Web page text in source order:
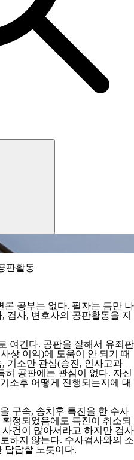
판활동
론 공부는 없다. 필자는 틈만 나
검사, 변호사의 공판활동을 지
여긴다. 공판을 잘해서 유죄판
상 이익)에 도움이 안 되기 때
기소만 관심(승진, 인사고과
히 공판에는 관심이 없다. 자신
소후 어떻게 진행되는지에 대
구속, 송치후 특진을 한 수사
정되었음에도 특진이 취소되
건이 많아서라고 하지만 검사
하지 않는다. 수사검사와의 소
답답할 노릇이다.